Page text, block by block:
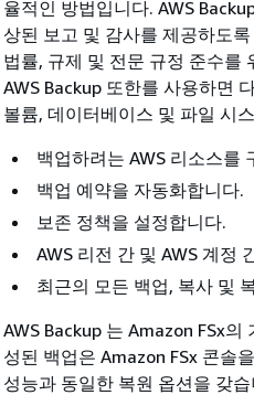
율적인 방법입니다. AWS
상된 보고 및 감사를 제공하도
법률, 규제 및 전문 규정 준수를
AWS Backup 또한를 사용하면
볼륨, 데이터베이스 및 파일 시
백업하려는 AWS 리소스를
백업 예약을 자동화합니다.
보존 정책을 설정합니다.
AWS 리전 간 및 AWS 계정
최근의 모든 백업, 복사 및
AWS Backup 는 Amazon FSx
성된 백업은 Amazon FSx 콘솔
성능과 동일한 복원 옵션을 갖